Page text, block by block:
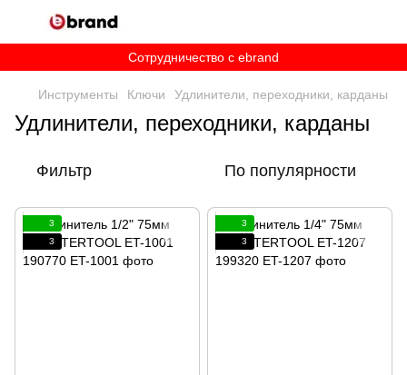
Сотрудничество c ebrand
Инструменты Ключи Удлинители, переходники, карданы
Удлинители, переходники, карданы
Фильтр По популярности
3
3
3
3